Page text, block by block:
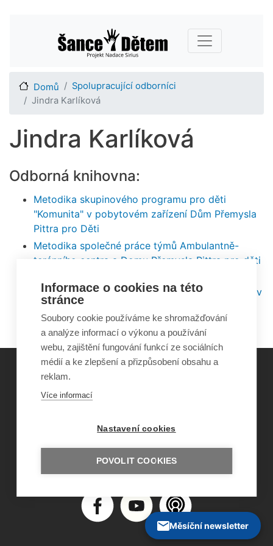
hlavnímu
obsahu
Main navigation
Domů
Spolupracující odborníci
Jindra Karlíková
Jindra Karlíková
Odborná knihovna:
Metodika skupinového programu pro děti
"Komunita" v pobytovém zařízení Dům Přemysla
Pittra pro Děti
Metodika společné práce týmů Ambulantně-
terénního centra a Domu Přemysla Pittra pro děti
Metodika práce s rodinou s ohroženým dítětem v
Ambulantně terénním centru o. s. Dům tří přání
©Obecně prospěšná společnost Sirius
ISSN 1805-8876
nazory@sancedetem.cz
Odběr novinek e-mailem
Měsíční newsletter
Informace o cookies na této
stránce
Soubory cookie používáme ke shromažďování
a analýze informací o výkonu a používání
webu, zajištění fungování funkcí ze sociálních
médií a ke zlepšení a přizpůsobení obsahu a
reklam.
Více informací
Nastavení cookies
POVOLIT COOKIES